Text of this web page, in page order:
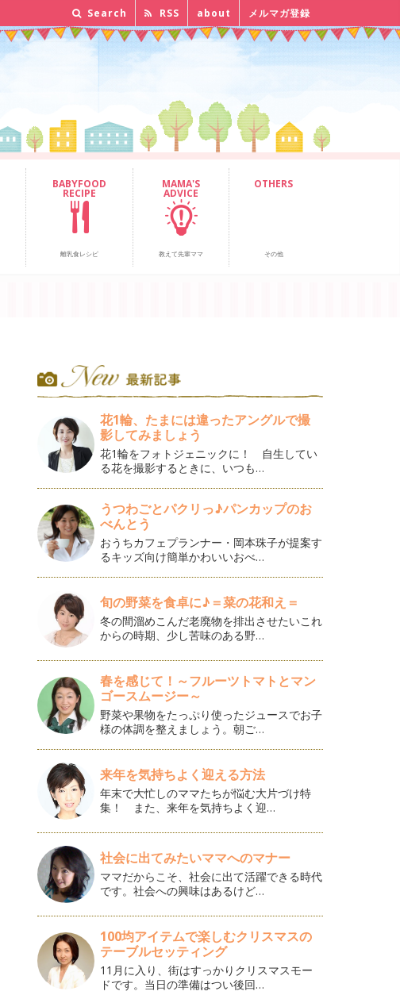
Search RSS about メルマガ登録
BABYFOOD
RECIPE
離乳食レシピ
MAMA'S
ADVICE
教えて先輩ママ
OTHERS
その他
花1輪、たまには違ったアングルで撮
影してみましょう
花1輪をフォトジェニックに！ 自生してい
る花を撮影するときに、いつも…
うつわごとパクリっ♪パンカップのお
べんとう
おうちカフェプランナー・岡本珠子が提案す
るキッズ向け簡単かわいいおべ…
旬の野菜を食卓に♪＝菜の花和え＝
冬の間溜めこんだ老廃物を排出させたいこれ
からの時期、少し苦味のある野…
春を感じて！～フルーツトマトとマン
ゴースムージー～
野菜や果物をたっぷり使ったジュースでお子
様の体調を整えましょう。朝ご…
来年を気持ちよく迎える方法
年末で大忙しのママたちが悩む大片づけ特
集！ また、来年を気持ちよく迎…
社会に出てみたいママへのマナー
ママだからこそ、社会に出て活躍できる時代
です。社会への興味はあるけど…
100均アイテムで楽しむクリスマスの
テーブルセッティング
11月に入り、街はすっかりクリスマスモー
ドです。当日の準備はつい後回…